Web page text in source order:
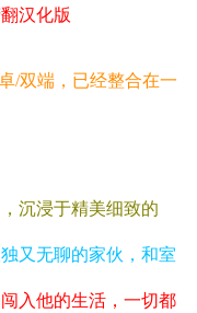
汉化版
/双端，已经整合在一
沉浸于精美细致的
又无聊的家伙，和室
入他的生活，一切都